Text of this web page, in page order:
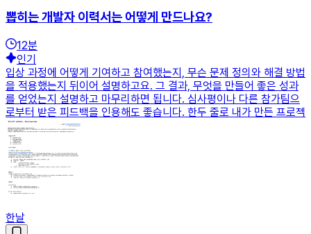
뽑히는 개발자 이력서는 어떻게 만드나요?
12분
인기
입상 과정에 어떻게 기여하고 참여했는지, 무슨 문제 정의와 해결 방법
을 적용했는지 뒤이어 설명하고요. 그 결과, 무엇을 만들어 좋은 성과
를 얻었는지 설명하고 마무리하면 됩니다. 심사평이나 다른 참가팀으
로부터 받은 피드백을 인용해도 좋습니다. 한두 줄로 내가 만든 프로젝
한날